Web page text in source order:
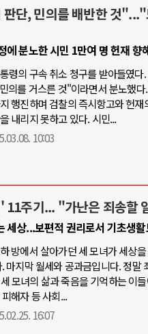
단, 민의를 배반한 것
에 분노한 시민 1만여 명 헌재 향
령의 구속 취소 청구를 받아들였
의를 거스른 것"이라면서 분노했
행진하며 검찰의 즉시항고와 헌
내리지 못하고 있다. 시민...
10:03
11주기... "가난은 죄송할
세상...보편적 권리로서 기초생
방에서 살아가던 세 모녀가 세상
마지막 월세와 공과금입니다. 정말
모녀의 삶과 죽음을 기억하는 이
해자 등 사회...
16:07